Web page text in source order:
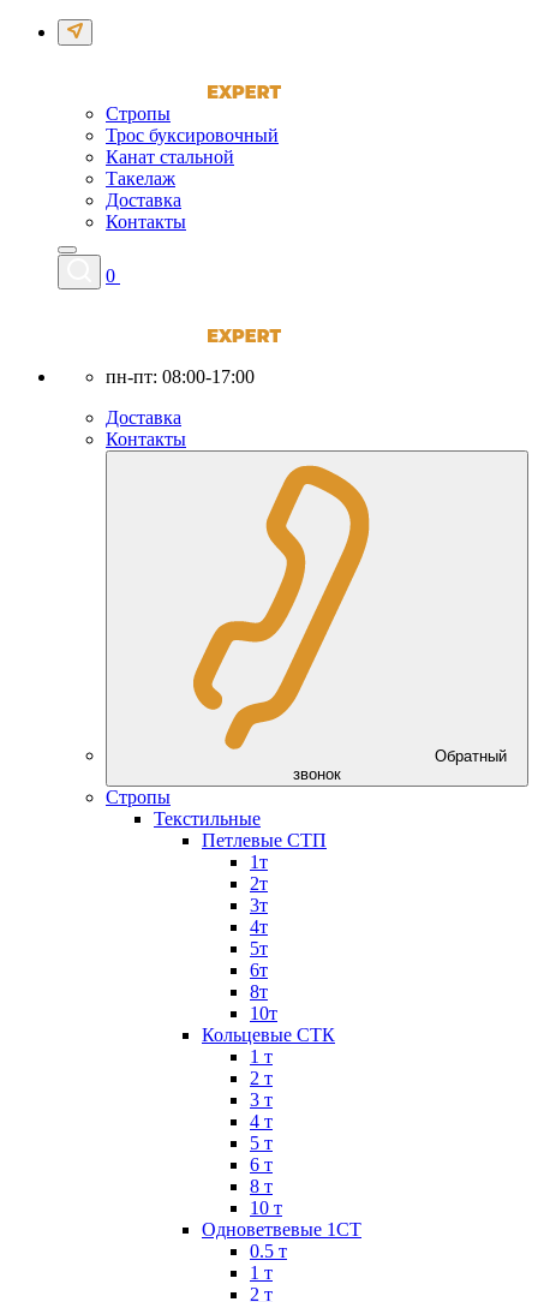
Стропы
Трос буксировочный
Канат стальной
Такелаж
Доставка
Контакты
0
пн-пт: 08:00-17:00
Доставка
Контакты
Обратный
звонок
Стропы
Текстильные
Петлевые СТП
1т
2т
3т
4т
5т
6т
8т
10т
Кольцевые СТК
1 т
2 т
3 т
4 т
5 т
6 т
8 т
10 т
Одноветвевые 1СТ
0.5 т
1 т
2 т